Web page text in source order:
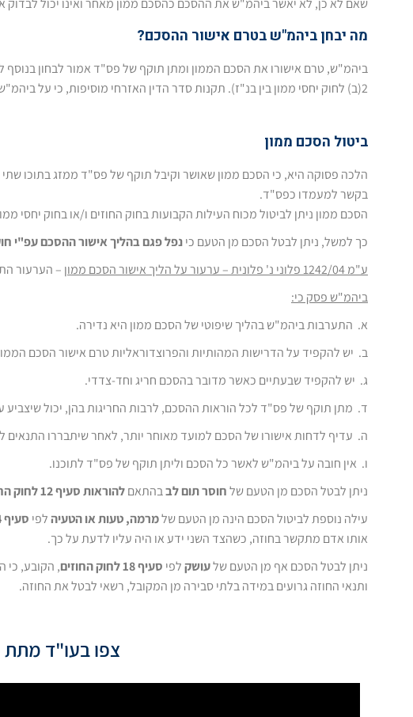
שאם לא כן, לא יאשר ביהמ"ש את ההסכם כהסכם ממון מאחר ואינו יכול לבדוק
מה יבחן ביהמ"ש בטרם אישור ההסכם?
ביהמ"ש, טרם אישורו את הסכם הממון ומתן תוקף של פס"ד אמור לבחון
2(ב) לחוק יחסי ממון בין בנ"ז). תקנות סדר הדין האזרחי מוסיפות, כי על ביהמ"ש להסביר לצדדים את משמעות ההסכם ולברר כי אכן נערך בהסכמה חופשית.
ביטול הסכם ממון
הלכה פסוקה היא, כי הסכם ממון שאושר וקיבל תוקף של פס"ד ממזג בתוכו שתי
בקשר למעמדו כפס"ד.
הסכם ממון ניתן לביטול מכוח העילות הקבועות בחוק החוזים ו/או בחוק יחסי
כך למשל, ניתן לבטל הסכם מן הטעם כינפל פגם בהליך אישור ההסכם עפ"י
ע"מ 1242/04 פלוני נ' פלונית – ערעור על הליך אישור הסכם ממון
– הערעור
ביהמ"ש פסק כי:
א. התערבות ביהמ"ש בהליך שיפוטי של הסכם ממון היא נדירה.
ב. יש להקפיד על הדרישות המהותיות והפרוצדוראליות טרם אישור הסכם
ג. יש להקפיד שבעתיים כאשר מדובר בהסכם חריג וחד-צדדי.
ד. מתן תוקף של פס"ד לכל הוראות ההסכם, לרבות החריגות בהן, יכול שיצביע
ה. עדיף לדחות אישורו של הסכם למועד מאוחר יותר, לאחר שיתבררו התנאים
ו. אין חובה על ביהמ"ש לאשר כל הסכם וליתן תוקף של פס"ד לתוכנו.
ניתן לבטל הסכם מן הטעם שלחוסר תום לבבהתאםלהוראות סעיף 12 לחוק החוזים
עילה נוספת לביטול הסכם הינה מן הטעם שלמרמה, טעות או הטעיהלפי סעיף 14 לחוק החוזים
אותו אדם מתקשר בחוזה, כשהצד השני ידע או היה עליו לדעת על כך.
ניתן לבטל הסכם אף מן הטעם שלעושקלפי סעיף 18 לחוק החוזים
, הקובע, כי
ותנאי החוזה גרועים במידה בלתי סבירה מן המקובל, רשאי לבטל את החוזה.
צפו בעו"ד מתת